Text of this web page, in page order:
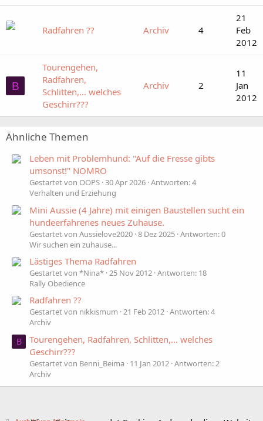
Radfahren ?? Archiv 4
21
Feb
2012
B
Tourengehen,
Radfahren,
Schlitten,... welches
Geschirr???
Archiv 2
11
Jan
2012
Ähnliche Themen
Leben mit Problemhund: "Auf die Fresse gibts
umsonst!" NOMRO
Gestartet von OOPS 30 Apr 2026 Antworten: 4
Verhalten und Erziehung
Mini Aussie (4 Jahre) mit einigen Baustellen sucht ein
hundeerfahrenes neues Zuhause.
Gestartet von Aussielove2020 8 Dez 2025 Antworten: 0
Wir suchen ein zuhause...
Lästiges Thema Radfahren
Gestartet von *Nina* 25 Nov 2012 Antworten: 18
Rally Obedience
Radfahren ??
Gestartet von nikkismum 21 Feb 2012 Antworten: 4
Archiv
B
Tourengehen, Radfahren, Schlitten,... welches
Geschirr???
Gestartet von Benni_Beima 11 Jan 2012 Antworten: 2
Archiv